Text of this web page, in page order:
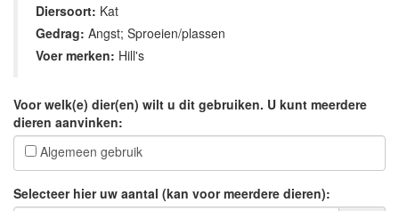
Diersoort: Kat
Gedrag: Angst; Sproeien/plassen
Voer merken: Hill's
Voor welk(e) dier(en) wilt u dit gebruiken. U kunt meerdere
dieren aanvinken:
Algemeen gebruik
Selecteer hier uw aantal (kan voor meerdere dieren):